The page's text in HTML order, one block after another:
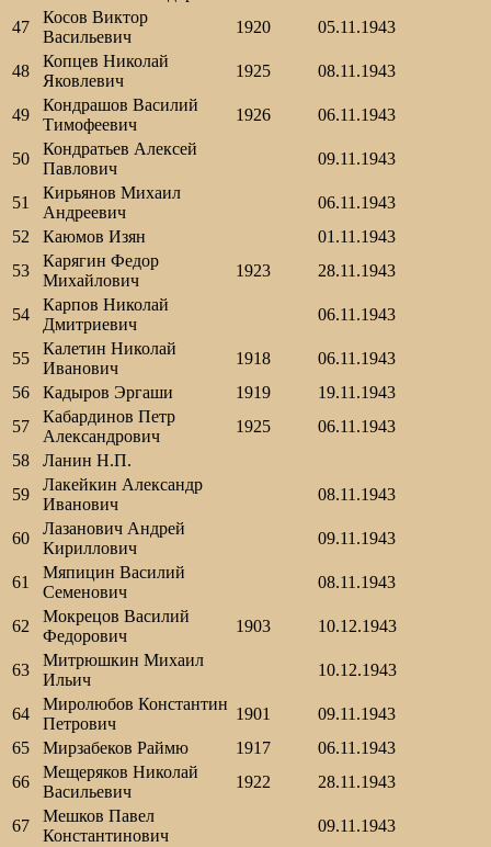
47
Косов Виктор
Васильевич
1920 05.11.1943
48
Копцев Николай
Яковлевич
1925 08.11.1943
49
Кондрашов Василий
Тимофеевич
1926 06.11.1943
50
Кондратьев Алексей
Павлович
09.11.1943
51
Кирьянов Михаил
Андреевич
06.11.1943
52
Каюмов Изян
01.11.1943
53
Карягин Федор
Михайлович
1923 28.11.1943
54
Карпов Николай
Дмитриевич
06.11.1943
55
Калетин Николай
Иванович
1918
06.11.1943
56
Кадыров Эргаши 1919
19.11.1943
57
Кабардинов Петр
Александрович
1925
06.11.1943
58
Ланин Н.П.
59
Лакейкин Александр
Иванович
08.11.1943
60
Лазанович Андрей
Кириллович
09.11.1943
61
Мяпицин Василий
Семенович
08.11.1943
62
Мокрецов Василий
Федорович
1903 10.12.1943
63
Митрюшкин Михаил
Ильич
10.12.1943
64
Миролюбов Константин
Петрович
1901
09.11.1943
65
Мирзабеков Раймю 1917
06.11.1943
66
Мещеряков Николай
Васильевич
1922 28.11.1943
67
Мешков Павел
Константинович
09.11.1943